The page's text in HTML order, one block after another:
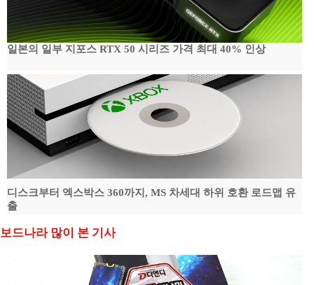
일본의 일부 지포스 RTX 50 시리즈 가격 최대 40% 인상
디스크부터 엑스박스 360까지, MS 차세대 하위 호환 로드맵 유
출
보드나라 많이 본 기사